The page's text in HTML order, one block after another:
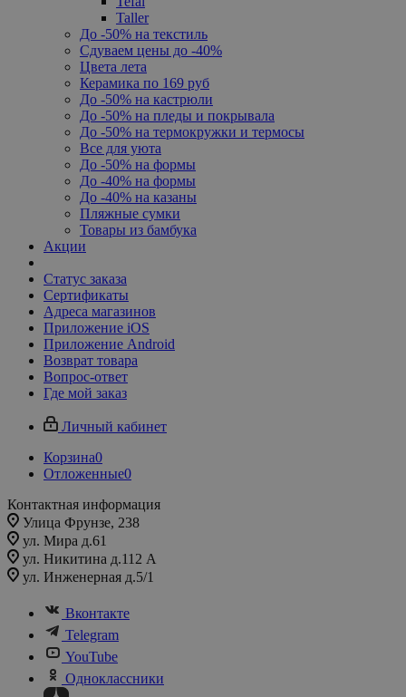
Taller
До -50% на текстиль
Сдуваем цены до -40%
Цвета лета
Керамика по 169 руб
До -50% на кастрюли
До -50% на пледы и покрывала
До -50% на термокружки и термосы
Все для уюта
До -50% на формы
До -40% на формы
До -40% на казаны
Пляжные сумки
Товары из бамбука
Акции
Статус заказа
Сертификаты
Адреса магазинов
Приложение iOS
Приложение Android
Возврат товара
Вопрос-ответ
Где мой заказ
Личный кабинет
Корзина0
Отложенные0
Контактная информация
Улица Фрунзе, 238​
ул. Мира д.61
ул. Никитина д.112 А
ул. Инженерная д.5/1
Вконтакте
Telegram
YouTube
Одноклассники